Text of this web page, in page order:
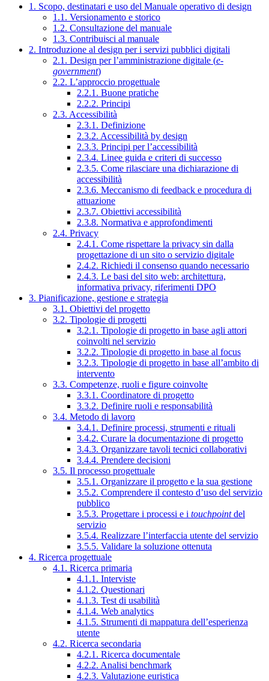
1. Scopo, destinatari e uso del Manuale operativo di design
1.1. Versionamento e storico
1.2. Consultazione del manuale
1.3. Contribuisci al manuale
2. Introduzione al design per i servizi pubblici digitali
2.1. Design per l’amministrazione digitale (e-
government)
2.2. L’approccio progettuale
2.2.1. Buone pratiche
2.2.2. Principi
2.3. Accessibilità
2.3.1. Definizione
2.3.2. Accessibilità by design
2.3.3. Principi per l’accessibilità
2.3.4. Linee guida e criteri di successo
2.3.5. Come rilasciare una dichiarazione di
accessibilità
2.3.6. Meccanismo di feedback e procedura di
attuazione
2.3.7. Obiettivi accessibilità
2.3.8. Normativa e approfondimenti
2.4. Privacy
2.4.1. Come rispettare la privacy sin dalla
progettazione di un sito o servizio digitale
2.4.2. Richiedi il consenso quando necessario
2.4.3. Le basi del sito web: architettura,
informativa privacy, riferimenti DPO
3. Pianificazione, gestione e strategia
3.1. Obiettivi del progetto
3.2. Tipologie di progetti
3.2.1. Tipologie di progetto in base agli attori
coinvolti nel servizio
3.2.2. Tipologie di progetto in base al focus
3.2.3. Tipologie di progetto in base all’ambito di
intervento
3.3. Competenze, ruoli e figure coinvolte
3.3.1. Coordinatore di progetto
3.3.2. Definire ruoli e responsabilità
3.4. Metodo di lavoro
3.4.1. Definire processi, strumenti e rituali
3.4.2. Curare la documentazione di progetto
3.4.3. Organizzare tavoli tecnici collaborativi
3.4.4. Prendere decisioni
3.5. Il processo progettuale
3.5.1. Organizzare il progetto e la sua gestione
3.5.2. Comprendere il contesto d’uso del servizio
pubblico
3.5.3. Progettare i processi e i touchpointdel
servizio
3.5.4. Realizzare l’interfaccia utente del servizio
3.5.5. Validare la soluzione ottenuta
4. Ricerca progettuale
4.1. Ricerca primaria
4.1.1. Interviste
4.1.2. Questionari
4.1.3. Test di usabilità
4.1.4. Web analytics
4.1.5. Strumenti di mappatura dell’esperienza
utente
4.2. Ricerca secondaria
4.2.1. Ricerca documentale
4.2.2. Analisi benchmark
4.2.3. Valutazione euristica